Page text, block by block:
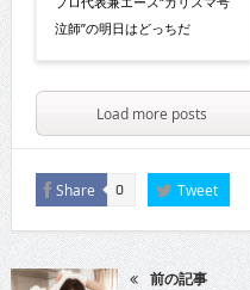
泣師”の明日はどっちだ
Load more posts
Share 0 Tweet
前の記事